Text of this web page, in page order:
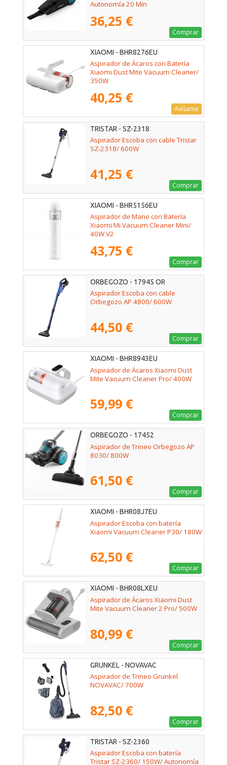
Autonomía 20 Min
36,25 €
Comprar
XIAOMI - BHR8276EU
Aspirador de Ácaros con Batería
Xiaomi Dust Mite Vacuum Cleaner/
350W
40,25 €
Avísame
TRISTAR - SZ-2318
Aspirador Escoba con cable Tristar
SZ-2318/ 600W
41,25 €
Comprar
XIAOMI - BHR5156EU
Aspirador de Mano con Batería
Xiaomi Mi Vacuum Cleaner Mini/
40W V2
43,75 €
Comprar
ORBEGOZO - 17945 OR
Aspirador Escoba con cable
Orbegozo AP 4800/ 600W
44,50 €
Comprar
XIAOMI - BHR8943EU
Aspirador de Ácaros Xiaomi Dust
Mite Vacuum Cleaner Pro/ 400W
59,99 €
Comprar
ORBEGOZO - 17452
Aspirador de Trineo Orbegozo AP
8030/ 800W
61,50 €
Comprar
XIAOMI - BHR08J7EU
Aspirador Escoba con batería
Xiaomi Vacuum Cleaner P30/ 180W
62,50 €
Comprar
XIAOMI - BHR08LXEU
Aspirador de Ácaros Xiaomi Dust
Mite Vacuum Cleaner 2 Pro/ 500W
80,99 €
Comprar
GRUNKEL - NOVAVAC
Aspirador de Trineo Grunkel
NOVAVAC/ 700W
82,50 €
Comprar
TRISTAR - SZ-2360
Aspirador Escoba con batería
Tristar SZ-2360/ 150W/ Autonomía